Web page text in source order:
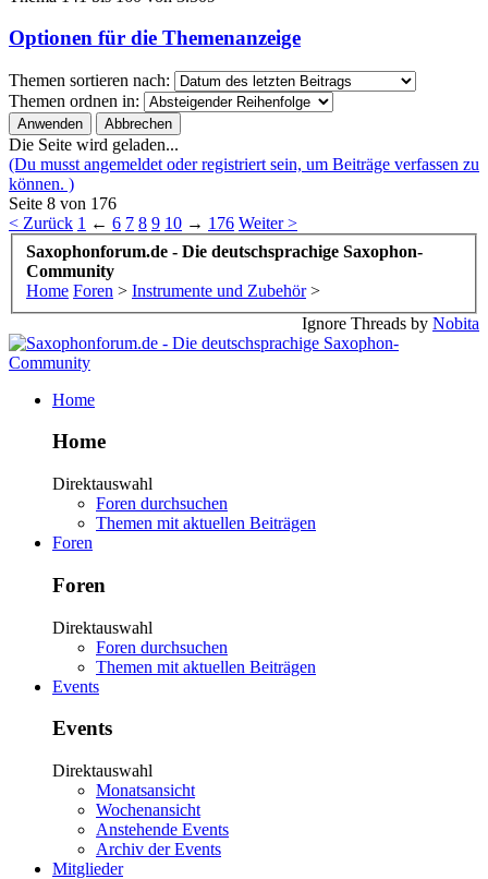
Optionen für die Themenanzeige
Themen sortieren nach:
Themen ordnen in:
Die Seite wird geladen...
(Du musst angemeldet oder registriert sein, um Beiträge verfassen zu
können. )
Seite 8 von 176
< Zurück 1 ← 6 7 8 9 10 → 176 Weiter >
Saxophonforum.de - Die deutschsprachige Saxophon-
Community
Home Foren > Instrumente und Zubehör >
Ignore Threads by Nobita
Home
Home
Direktauswahl
Foren durchsuchen
Themen mit aktuellen Beiträgen
Foren
Foren
Direktauswahl
Foren durchsuchen
Themen mit aktuellen Beiträgen
Events
Events
Direktauswahl
Monatsansicht
Wochenansicht
Anstehende Events
Archiv der Events
Mitglieder